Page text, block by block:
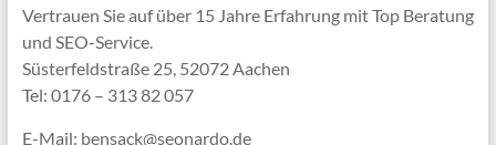
Vertrauen Sie auf über 15 Jahre Erfahrung mit Top Beratung
und SEO-Service.
Süsterfeldstraße 25, 52072 Aachen
Tel: 0176 – 313 82 057
E-Mail: bensack@seonardo.de